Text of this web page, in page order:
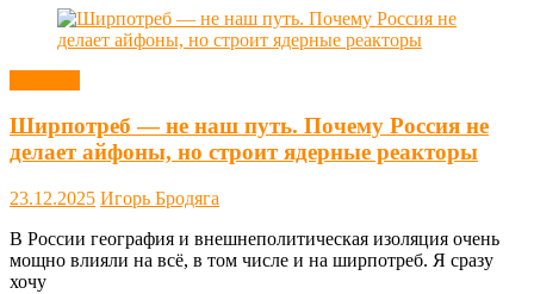
Ширпотреб — не наш путь. Почему Россия не
делает айфоны, но строит ядерные реакторы
23.12.2025 Игорь Бродяга
В России география и внешнеполитическая изоляция очень
мощно влияли на всё, в том числе и на ширпотреб. Я сразу
хочу